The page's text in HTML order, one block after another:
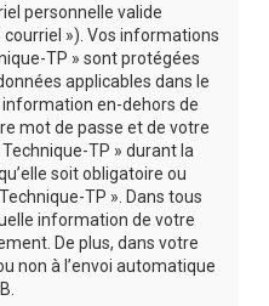
personnelle valide
»). Vos informations
TP » sont protégées
applicables dans le
en-dehors de
mot de passe et de votre
TP » durant la
soit obligatoire ou
TP ». Dans tous
information de votre
De plus, dans votre
non à l’envoi automatique